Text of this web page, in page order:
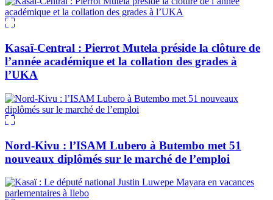
Kasaï-Central : Pierrot Mutela préside la clôture de
l’année académique et la collation des grades à
l’UKA
Nord-Kivu : l’ISAM Lubero à Butembo met 51
nouveaux diplômés sur le marché de l’emploi